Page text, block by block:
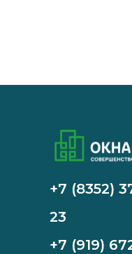
+7 (8352)
23
+7 (919)